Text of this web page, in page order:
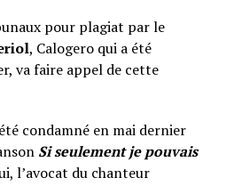
pour plagiat par le
, Calogero qui a été
va faire appel de cette
condamné en mai dernier
Si seulement je pouvais
l’avocat du chanteur